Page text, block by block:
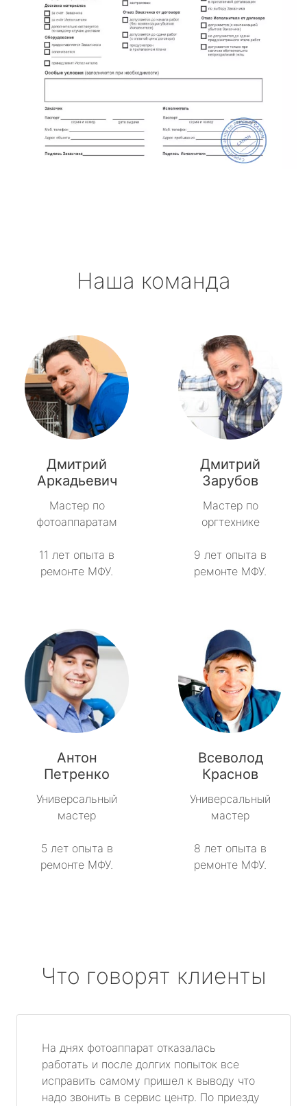
Наша команда
Дмитрий
Аркадьевич
Мастер по
фотоаппаратам
11 лет опыта в
ремонте МФУ.
Дмитрий
Зарубов
Мастер по
оргтехнике
9 лет опыта в
ремонте МФУ.
Антон
Петренко
Универсальный
мастер
5 лет опыта в
ремонте МФУ.
Всеволод
Краснов
Универсальный
мастер
8 лет опыта в
ремонте МФУ.
Что говорят клиенты
На днях фотоаппарат отказалась
работать и после долгих попыток все
исправить самому пришел к выводу что
надо звонить в сервис центр. По приезду